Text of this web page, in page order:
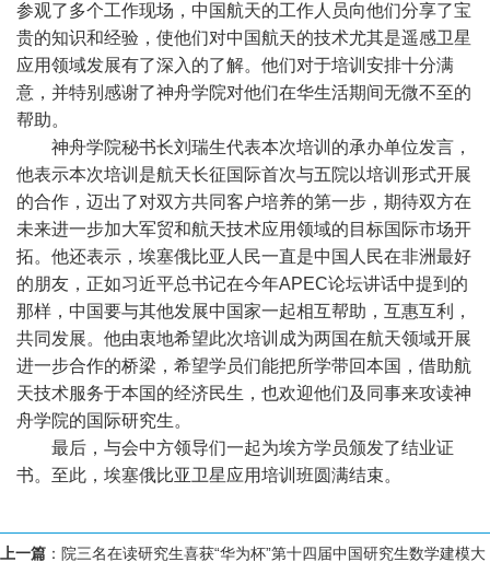
参观了多个工作现场，中国航天的工作人员向他们分享了宝
贵的知识和经验，使他们对中国航天的技术尤其是遥感卫星
应用领域发展有了深入的了解。他们对于培训安排十分满
意，并特别感谢了神舟学院对他们在华生活期间无微不至的
帮助。
神舟学院秘书长刘瑞生代表本次培训的承办单位发言，
他表示本次培训是航天长征国际首次与五院以培训形式开展
的合作，迈出了对双方共同客户培养的第一步，期待双方在
未来进一步加大军贸和航天技术应用领域的目标国际市场开
拓。他还表示，埃塞俄比亚人民一直是中国人民在非洲最好
的朋友，正如习近平总书记在今年APEC论坛讲话中提到的
那样，中国要与其他发展中国家一起相互帮助，互惠互利，
共同发展。他由衷地希望此次培训成为两国在航天领域开展
进一步合作的桥梁，希望学员们能把所学带回本国，借助航
天技术服务于本国的经济民生，也欢迎他们及同事来攻读神
舟学院的国际研究生。
最后，与会中方领导们一起为埃方学员颁发了结业证
书。至此，埃塞俄比亚卫星应用培训班圆满结束。
上一篇 ： 院三名在读研究生喜获“华为杯”第十四届中国研究生数学建模大